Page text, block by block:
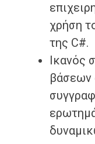
χρήση
της C#.
Ικανός
βάσεων